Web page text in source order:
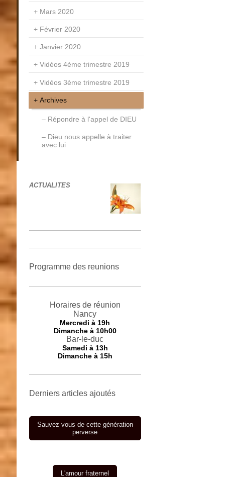
Mars 2020
Février 2020
Janvier 2020
Vidéos 4ème trimestre 2019
Vidéos 3ème trimestre 2019
Archives
Répondre à l'appel de DIEU
Dieu nous appelle à traiter
avec lui
ACTUALITES
Programme des reunions
Horaires de réunion
Nancy
Mercredià 19h
Dimanche à 10h00
Bar-le-duc
Samedi à 13h
Dimanche à 15h
Derniers articles ajoutés
Sauvez vous de cette génération
perverse
L'amour fraternel